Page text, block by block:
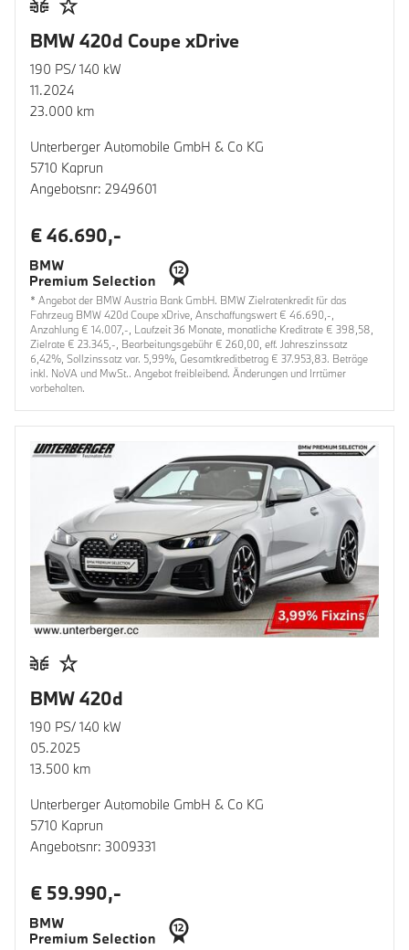
BMW 420d Coupe xDrive
190 PS/ 140 kW
11.2024
23.000 km
Unterberger Automobile GmbH & Co KG
5710 Kaprun
Angebotsnr: 2949601
€ 46.690,-
* Angebot der BMW Austria Bank GmbH. BMW Zielratenkredit für das
Fahrzeug BMW 420d Coupe xDrive, Anschaffungswert € 46.690,-,
Anzahlung € 14.007,-, Laufzeit 36 Monate, monatliche Kreditrate € 398,58,
Zielrate € 23.345,-, Bearbeitungsgebühr € 260,00, eff. Jahreszinssatz
6,42%, Sollzinssatz var. 5,99%, Gesamtkreditbetrag € 37.953,83. Beträge
inkl. NoVA und MwSt.. Angebot freibleibend. Änderungen und Irrtümer
vorbehalten.
BMW 420d
190 PS/ 140 kW
05.2025
13.500 km
Unterberger Automobile GmbH & Co KG
5710 Kaprun
Angebotsnr: 3009331
€ 59.990,-